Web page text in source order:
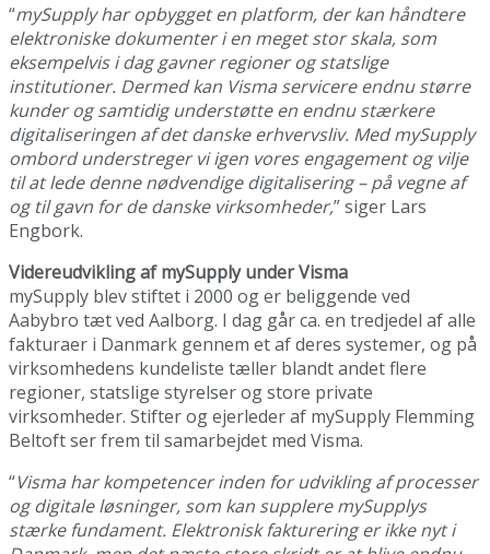
“mySupply har opbygget en platform, der kan håndtere
elektroniske dokumenter i en meget stor skala, som
eksempelvis i dag gavner regioner og statslige
institutioner. Dermed kan Visma servicere endnu større
kunder og samtidig understøtte en endnu stærkere
digitaliseringen af det danske erhvervsliv. Med mySupply
ombord understreger vi igen vores engagement og vilje
til at lede denne nødvendige digitalisering – på vegne af
og til gavn for de danske virksomheder,” siger Lars
Engbork.
Videreudvikling af mySupply under Visma
mySupply blev stiftet i 2000 og er beliggende ved
Aabybro tæt ved Aalborg. I dag går ca. en tredjedel af alle
fakturaer i Danmark gennem et af deres systemer, og på
virksomhedens kundeliste tæller blandt andet flere
regioner, statslige styrelser og store private
virksomheder. Stifter og ejerleder af mySupply Flemming
Beltoft ser frem til samarbejdet med Visma.
“Visma har kompetencer inden for udvikling af processer
og digitale løsninger, som kan supplere mySupplys
stærke fundament. Elektronisk fakturering er ikke nyt i